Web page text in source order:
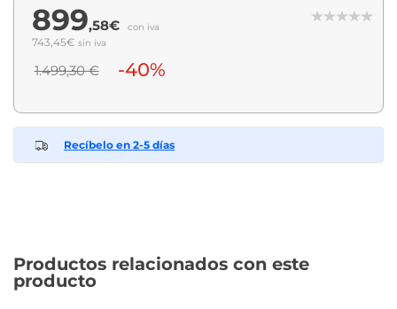
899,58€ con iva
743,45€ sin iva
1.499,30 € -40%
Recíbelo en 2-5 días
Productos relacionados con este
producto